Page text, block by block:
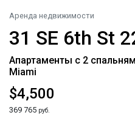
Аренда недвижимости
31 SE 6th St
Апартаменты с 2
Miami
$4,500
369 765 руб.